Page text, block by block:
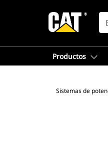
Productos
Sistemas de